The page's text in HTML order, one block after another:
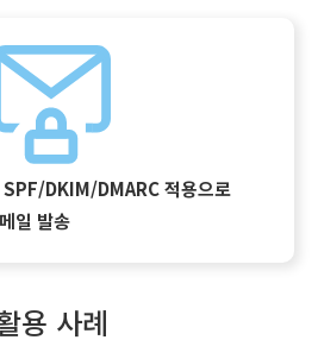
DKIM/DMARC 적용으로
일 발송
용 사례